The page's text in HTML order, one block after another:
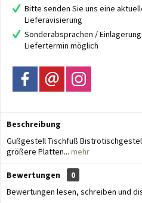
Bitte senden Sie uns eine
Lieferavisierung
Sonderabsprachen /
Liefertermin möglich
Beschreibung
Gußgestell Tischfuß
größere Platten... mehr
Bewertungen
0
Bewertungen lesen, schreiben und